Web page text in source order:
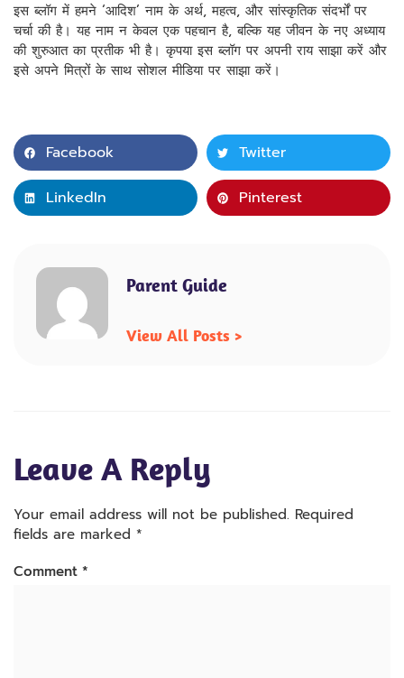
इस ब्लॉग में हमने ‘आदिश’ नाम के अर्थ, महत्व, और सांस्कृतिक संदर्भों पर
चर्चा की है। यह नाम न केवल एक पहचान है, बल्कि यह जीवन के नए अध्याय
की शुरुआत का प्रतीक भी है। कृपया इस ब्लॉग पर अपनी राय साझा करें और
इसे अपने मित्रों के साथ सोशल मीडिया पर साझा करें।
Facebook Twitter
LinkedIn Pinterest
Parent Guide
View All Posts >
Leave A Reply
Your email address will not be published. Required
fields are marked *
Comment *